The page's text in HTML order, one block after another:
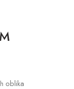
oblika